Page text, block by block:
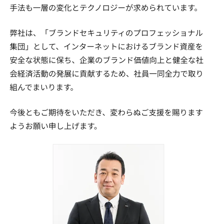
手法も一層の変化とテクノロジーが求められています。
弊社は、「ブランドセキュリティのプロフェッショナル
集団」として、インターネットにおけるブランド資産を
安全な状態に保ち、企業のブランド価値向上と健全な社
会経済活動の発展に貢献するため、社員一同全力で取り
組んでまいります。
今後ともご期待をいただき、変わらぬご支援を賜ります
ようお願い申し上げます。